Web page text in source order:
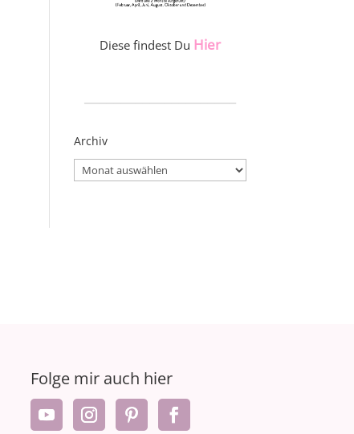
Diese findest Du Hier
Archiv
Archiv
Folge mir auch hier